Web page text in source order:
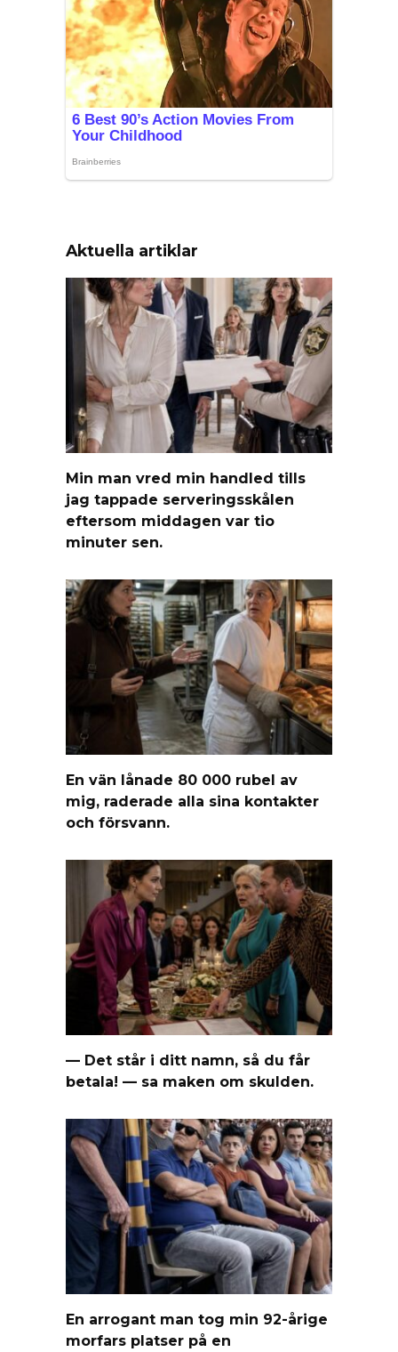
Aktuella artiklar
Min man vred min handled tills
jag tappade serveringsskålen
eftersom middagen var tio
minuter sen.
En vän lånade 80 000 rubel av
mig, raderade alla sina kontakter
och försvann.
— Det står i ditt namn, så du får
betala! — sa maken om skulden.
En arrogant man tog min 92-årige
morfars platser på en